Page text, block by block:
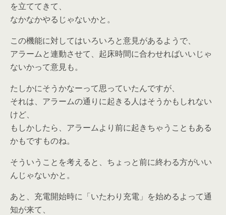
を立ててきて、
なかなかやるじゃないかと。
この機能に対してはいろいろと意見があるようで、
アラームと連動させて、起床時間に合わせればいいじゃ
ないかって意見も。
たしかにそうかなーって思っていたんですが、
それは、アラームの通りに起きる人はそうかもしれない
けど、
もしかしたら、アラームより前に起きちゃうこともある
かもですものね。
そういうことを考えると、ちょっと前に終わる方がいい
んじゃないかと。
あと、充電開始時に「いたわり充電」を始めるよって通
知が来て、